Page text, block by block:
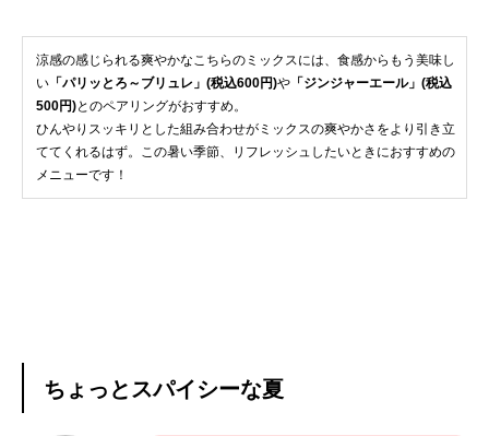
涼感の感じられる爽やかなこちらのミックスには、食感からもう美味し
い 「パリッとろ～ブリュレ」(税込600円)や 「ジンジャーエール」(税込
500円)とのペアリングがおすすめ。
ひんやりスッキリとした組み合わせがミックスの爽やかさをより引き立
ててくれるはず。この暑い季節、リフレッシュしたいときにおすすめの
メニューです！
ちょっとスパイシーな夏